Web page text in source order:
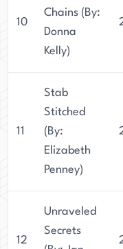
10
Chains (By:
Donna
Kelly)
11
Stab
Stitched
(By:
Elizabeth
Penney)
12
Unraveled
Secrets